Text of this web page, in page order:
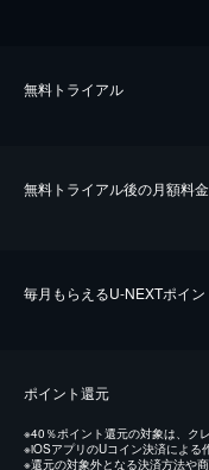
無料トライアル
無料トライアル後の⽉額料金
毎⽉もらえるU-NEXTポイン
ポイント還元
※40％ポイント還元の対象は、ク
※iOSアプリのUコイン決済による
※還元の対象外となる決済方法や